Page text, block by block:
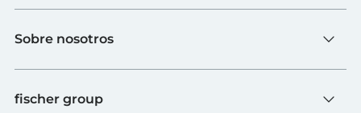
Industria y universidades
fischerTiP
Ir a la página de proveedores
Búsqueda de distribuidores
FAQs
Sobre nosotros
Calidad y sostenibilidad
fischer group